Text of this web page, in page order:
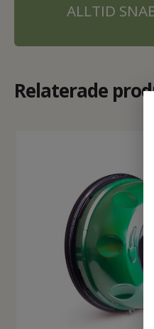
ALLTID
Relaterade